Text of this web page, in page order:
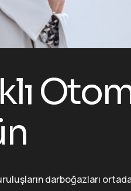
darboğazları